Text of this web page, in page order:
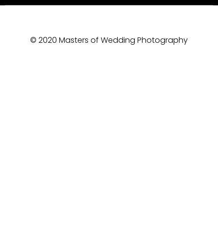
© 2020 Masters of Wedding Photography